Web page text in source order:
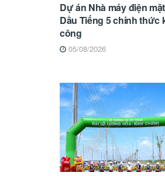
Dự án Nhà máy điện
Dầu Tiếng 5 chính thức
công
05/08/2026